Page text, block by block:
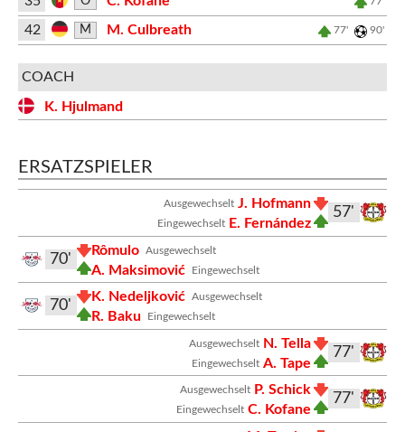
42 M M. Culbreath 77' 90'
COACH
K. Hjulmand
ERSATZSPIELER
57'
Ausgewechselt J. Hofmann
Eingewechselt E. Fernández
Ausgewechselt
Rômulo
Eingewechselt
A. Maksimović
70'
Ausgewechselt
K. Nedeljković
Eingewechselt
R. Baku
70'
77'
Ausgewechselt N. Tella
Eingewechselt A. Tape
77'
Ausgewechselt P. Schick
Eingewechselt C. Kofane